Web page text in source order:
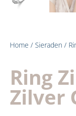
Home / Sieraden /
Ring
Zilver